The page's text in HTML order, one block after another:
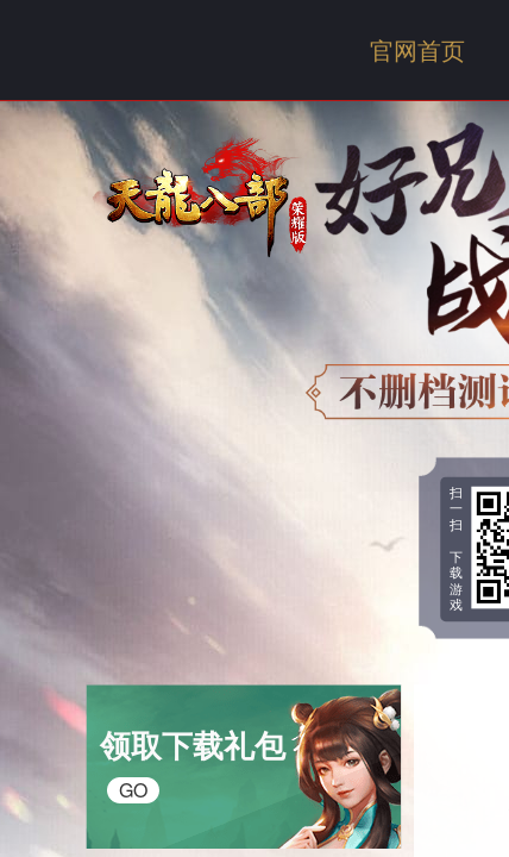
官网首页
扫
一
扫
下
载
游
戏
领取下载礼包
GO